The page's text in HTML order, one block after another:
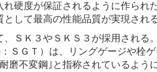
れ硬度が保証されるように作ら
として最高の性能品質が実現され
、ＳＫ３やＳＫＳ３が採用される
ＳＧＴ）は、リングゲージや栓
磨不変鋼｣と指称されているよ